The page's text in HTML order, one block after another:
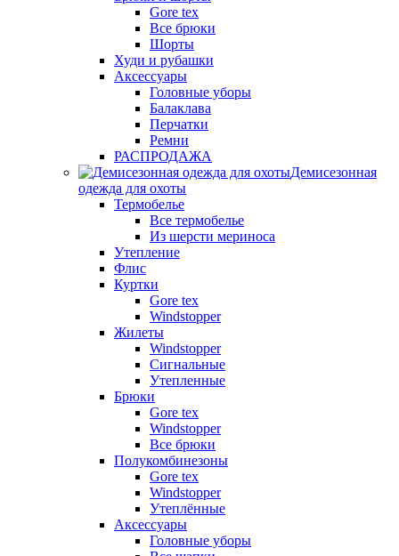
Gore tex
Все брюки
Шорты
Худи и рубашки
Аксессуары
Головные уборы
Балаклава
Перчатки
Ремни
РАСПРОДАЖА
Демисезонная
одежда для охоты
Термобелье
Все термобелье
Из шерсти мериноса
Утепление
Флис
Куртки
Gore tex
Windstopper
Жилеты
Windstopper
Сигнальные
Утепленные
Брюки
Gore tex
Windstopper
Все брюки
Полукомбинезоны
Gore tex
Windstopper
Утеплённые
Аксессуары
Головные уборы